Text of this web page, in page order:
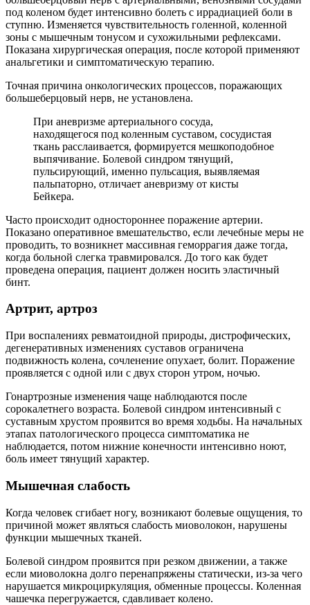
под коленом будет интенсивно болеть с иррадиацией боли в
ступню. Изменяется чувствительность голенной, коленной
зоны с мышечным тонусом и сухожильными рефлексами.
Показана хирургическая операция, после которой применяют
анальгетики и симптоматическую терапию.
Точная причина онкологических процессов, поражающих
большеберцовый нерв, не установлена.
При аневризме артериального сосуда,
находящегося под коленным суставом, сосудистая
ткань расслаивается, формируется мешкоподобное
выпячивание. Болевой синдром тянущий,
пульсирующий, именно пульсация, выявляемая
пальпаторно, отличает аневризму от кисты
Бейкера.
Часто происходит одностороннее поражение артерии.
Показано оперативное вмешательство, если лечебные меры не
проводить, то возникнет массивная геморрагия даже тогда,
когда больной слегка травмировался. До того как будет
проведена операция, пациент должен носить эластичный
бинт.
Артрит, артроз
При воспалениях ревматоидной природы, дистрофических,
дегенеративных изменениях суставов ограничена
подвижность колена, сочленение опухает, болит. Поражение
проявляется с одной или с двух сторон утром, ночью.
Гонартрозные изменения чаще наблюдаются после
сорокалетнего возраста. Болевой синдром интенсивный с
суставным хрустом проявится во время ходьбы. На начальных
этапах патологического процесса симптоматика не
наблюдается, потом нижние конечности интенсивно ноют,
боль имеет тянущий характер.
Мышечная слабость
Когда человек сгибает ногу, возникают болевые ощущения, то
причиной может являться слабость миоволокон, нарушены
функции мышечных тканей.
Болевой синдром проявится при резком движении, а также
если миоволокна долго перенапряжены статически, из-за чего
нарушается микроциркуляция, обменные процессы. Коленная
чашечка перегружается, сдавливает колено.